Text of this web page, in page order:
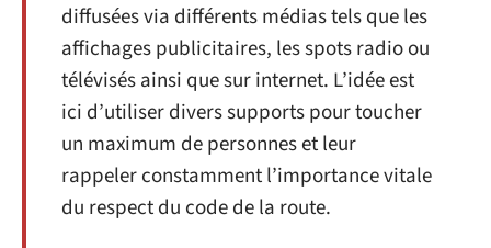
diffusées via différents médias tels que les
affichages publicitaires, les spots radio ou
télévisés ainsi que sur internet. L’idée est
ici d’utiliser divers supports pour toucher
un maximum de personnes et leur
rappeler constamment l’importance vitale
du respect du code de la route.